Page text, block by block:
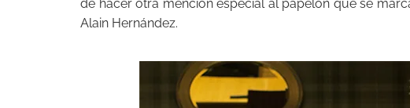
de hacer otra mención especial al papelón que se
Alain Hernández.